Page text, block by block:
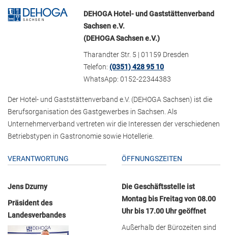
DEHOGA Hotel- und Gaststättenverband
Sachsen e.V.
(DEHOGA Sachsen e.V.)
Tharandter Str. 5 | 01159 Dresden
Telefon:(0351) 428 95 10
WhatsApp: 0152-22344383
Der Hotel- und Gaststättenverband e.V. (DEHOGA Sachsen) ist die
Berufsorganisation des Gastgewerbes in Sachsen. Als
Unternehmerverband vertreten wir die Interessen der verschiedenen
Betriebstypen in Gastronomie sowie Hotellerie.
VERANTWORTUNG
Jens Dzurny
Präsident des
Landesverbandes
ÖFFNUNGSZEITEN
Die Geschäftsstelle ist
Montag bis Freitag von 08.00
Uhr bis 17.00 Uhr geöffnet
Außerhalb der Bürozeiten sind